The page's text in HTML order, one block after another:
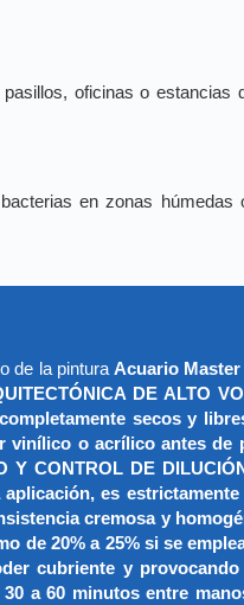
oficinas o estancias
en zonas húmedas
de la pinturaAcuario Master
DE ALTO
secos y
vinílico o acrílico antes de
CONTROL DE
es
cremosa y
de 20% a 25% si se
cubriente y provocando
a 60 minutos entre